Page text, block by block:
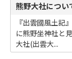
熊野大社につい
『出雲國風土記
に熊野坐神社と
大社(出雲大...